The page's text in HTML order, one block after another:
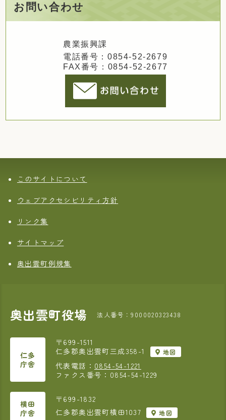
お問い合わせ
農業振興課
電話番号：0854-52-2679
FAX番号：0854-52-2677
このサイトについて
ウェブアクセシビリティ方針
リンク集
サイトマップ
奥出雲町例規集
奥出雲町役場 法人番号：9000020323438
仁多
庁舎
〒699-1511
仁多郡奥出雲町三成358-1
地図
代表電話： 0854-54-1221
ファクス番号：0854-54-1229
横田
庁舎
〒699-1832
仁多郡奥出雲町横田1037
地図